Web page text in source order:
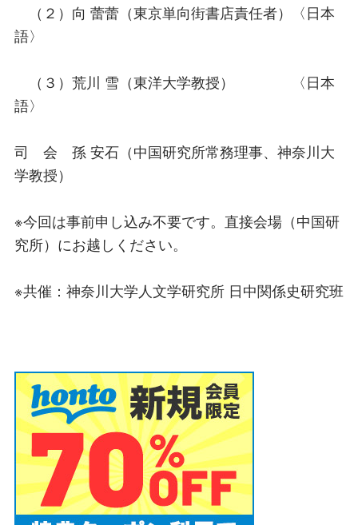
（２）向 蕾蕾（東京単向街書店責任者）〈日本
語〉
（３）荒川 雪（東洋大学教授） 〈日本
語〉
司 会 孫 安石（中国研究所常務理事、神奈川大
学教授）
※今回は事前申し込み不要です。直接会場（中国研
究所）にお越しください。
※共催：神奈川大学人文学研究所 日中関係史研究班